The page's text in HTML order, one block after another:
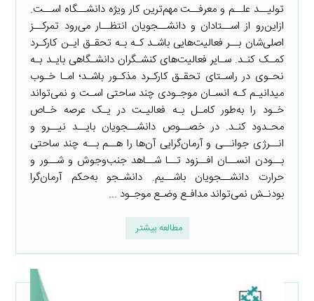
تولیــد علــم و معرفــت مهم‌ترین کار ویژه دانشــگاه اســت.
ازاین‌رو از اســتادان و دانشــجویان انتظــار می‌رود تمرکــز
اصلی‌شان بــر فعالیت‌هایی باشـد کـه بـه تحقـق ایـن کارکـرد
کمـک کنـد. سـایر فعالیت‌های کنشـگران دانشـگاهی بایـد بـه
نحـوی در راسـتای تحقـق کارکـرد مذکـور باشـد؛ امـا خـوب
میدانیـم کـه انسـان موجـودی چند ساحتی اسـت و نمی‌تواند
خـود را به‌طور کامـل بـه فعالیـت در یـک عرصه خـاص
محـدود کنـد. در خصــوص دانشــجویان بایــد نیــرو و
انــرژی جوانــی و آرمان‌گرایی آن‌ها را هــم بــه چند ساحتی
بــودن انســان افــزود تــا شــاهد جنب‌وجوش و شــور و
حرارت دانشــجویان باشــیم. دانشـجو به‌حکم آرمان‌گرا
بودنـش نمی‌تواند مدافـع وضـع موجـود ...
مطالعه بیشتر